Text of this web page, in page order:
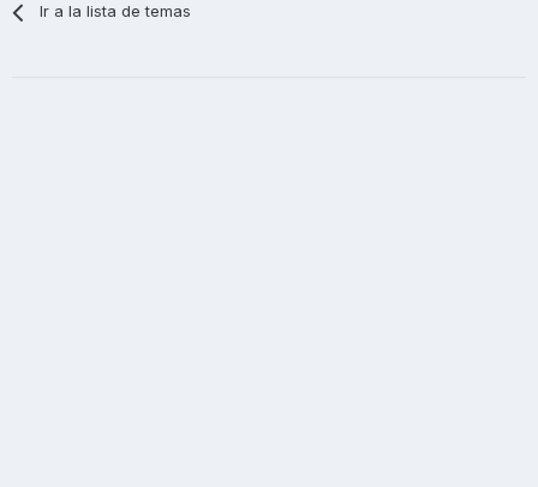
Ir a la lista de temas